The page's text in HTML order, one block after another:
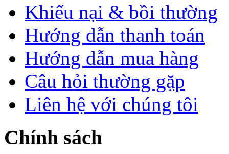
Khiếu nại & bồi thường
Hướng dẫn thanh toán
Hướng dẫn mua hàng
Câu hỏi thường gặp
Liên hệ với chúng tôi
Chính sách